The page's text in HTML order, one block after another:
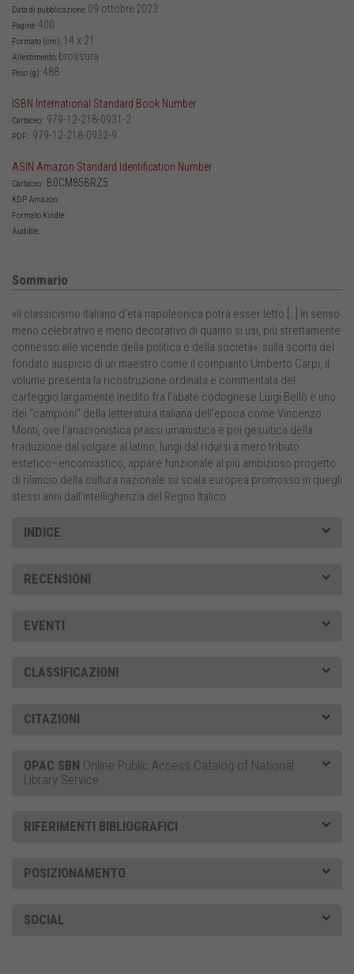
Data di pubblicazione: 09 ottobre 2023
Pagine:400
Formato (cm): 14 x 21
Allestimento: brossura
Peso (g):488
ISBN International Standard Book Number
Cartaceo: 979-12-218-0931-2
PDF: 979-12-218-0932-9
ASIN Amazon Standard Identification Number
Cartaceo: B0CM85BRZ5
KDP Amazon:
Formato Kindle:
Audible:
Sommario
«Il classicismo italiano d’età napoleonica potrà esser letto […] in senso
meno celebrativo e meno decorativo di quanto si usi, più strettamente
connesso alle vicende della politica e della società»: sulla scorta del
fondato auspicio di un maestro come il compianto Umberto Carpi, il
volume presenta la ricostruzione ordinata e commentata del
carteggio largamente inedito fra l’abate codognese Luigi Bellò e uno
dei “campioni” della letteratura italiana dell’epoca come Vincenzo
Monti, ove l’anacronistica prassi umanistica e poi gesuitica della
traduzione dal volgare al latino, lungi dal ridursi a mero tributo
estetico–encomiastico, appare funzionale al più ambizioso progetto
di rilancio della cultura nazionale su scala europea promosso in quegli
stessi anni dall’intellighenzia del Regno Italico.
INDICE
RECENSIONI
EVENTI
CLASSIFICAZIONI
CITAZIONI
OPAC SBN Online Public Access Catalog of National
Library Service
RIFERIMENTI BIBLIOGRAFICI
POSIZIONAMENTO
SOCIAL